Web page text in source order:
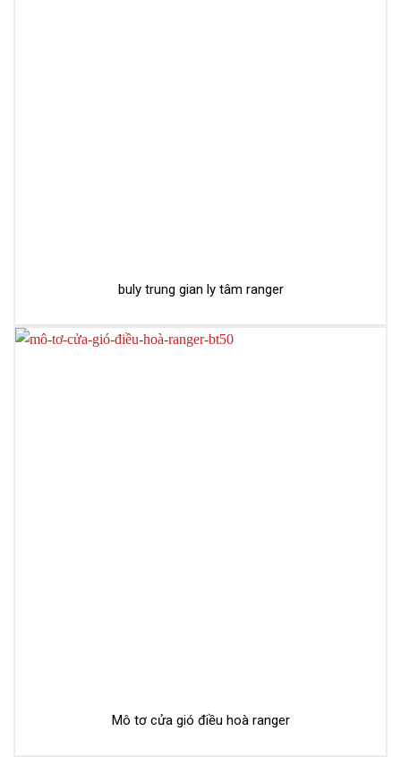
buly trung gian ly tâm ranger
Mô tơ cửa gió điều hoà ranger